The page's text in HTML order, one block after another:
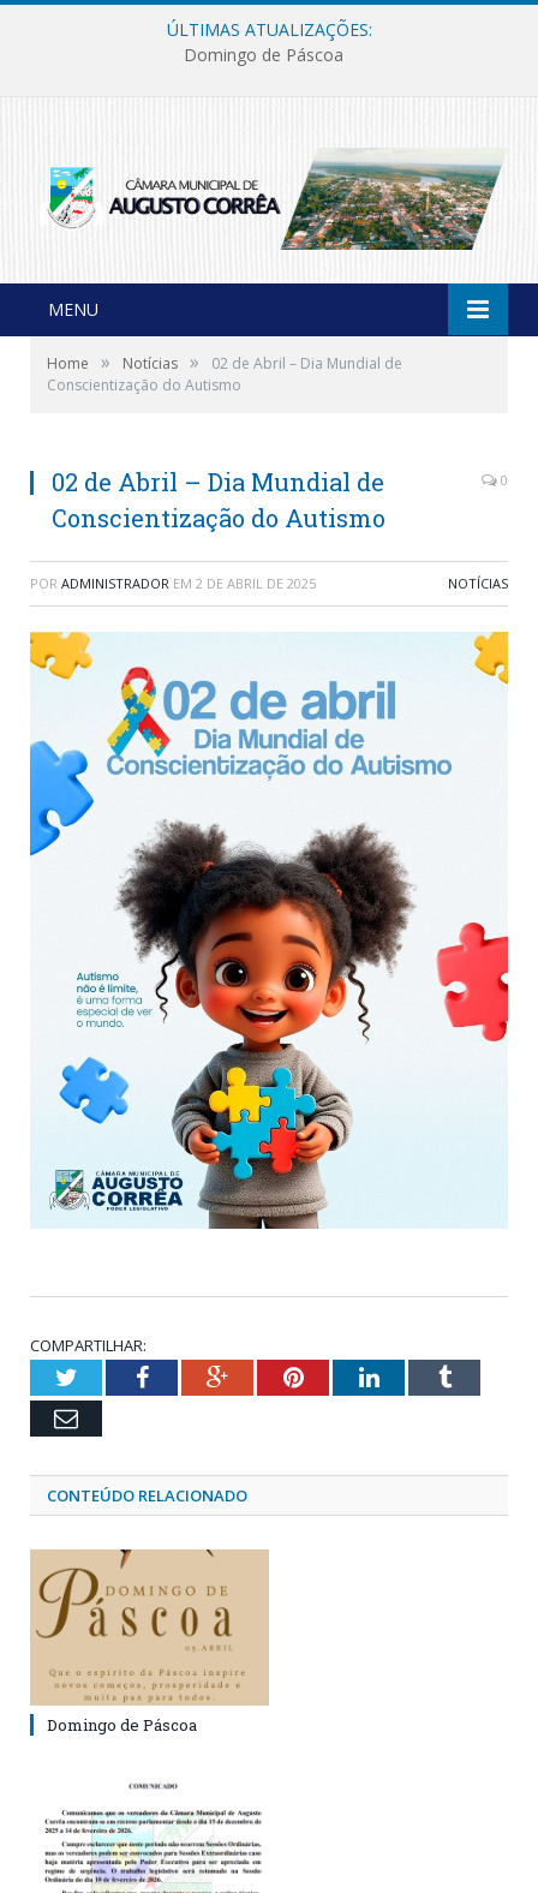
ÚLTIMAS ATUALIZAÇÕES:
Domingo de Páscoa
MENU
Home » Notícias »
02 de Abril – Dia Mundial de
Conscientização do Autismo
02 de Abril – Dia Mundial de
Conscientização do Autismo
0
POR ADMINISTRADOR EM 2 DE ABRIL DE 2025 NOTÍCIAS
COMPARTILHAR:
TwitterFacebookGoogle+PinterestLinkedInTumblr
Email
CONTEÚDO RELACIONADO
Domingo de Páscoa